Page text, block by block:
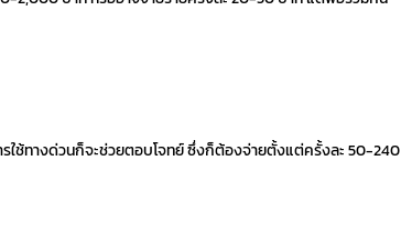
รใช้ทางด่วนก็จะช่วยตอบโจทย์ ซึ่งก็ต้องจ่ายตั้งแต่ครั้งละ 50-240